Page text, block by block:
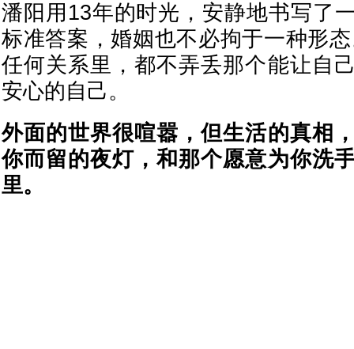
潘阳用13年的时光，安静地书写了
标准答案，婚姻也不必拘于一种形
任何关系里，都不弄丢那个能让自
安心的自己。
外面的世界很喧嚣，但生活的真相
你而留的夜灯，和那个愿意为你洗
里。